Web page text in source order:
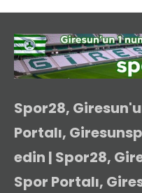
Spor28,
Portalı,
edin | Spor28,
Spor Portalı,